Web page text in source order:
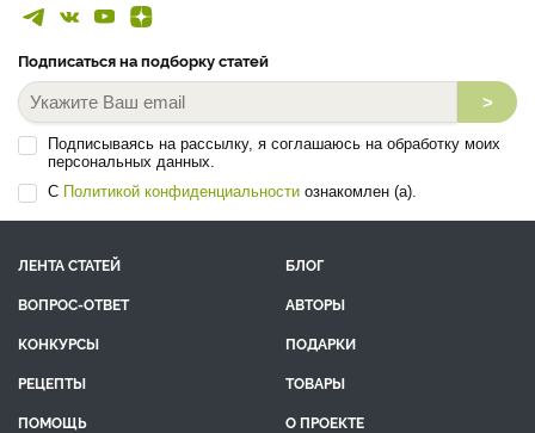
Подписаться на подборку статей
>
Подписываясь на рассылку, я соглашаюсь на обработку моих
персональных данных.
С Политикой конфиденциальности ознакомлен (а).
ЛЕНТА СТАТЕЙ
БЛОГ
ВОПРОС-ОТВЕТ
АВТОРЫ
КОНКУРСЫ
ПОДАРКИ
РЕЦЕПТЫ
ТОВАРЫ
ПОМОЩЬ
О ПРОЕКТЕ